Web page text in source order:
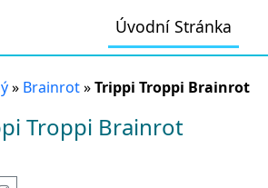
Úvodní Stránka
» Brainrot»Trippi Troppi Brainrot
Troppi Brainrot